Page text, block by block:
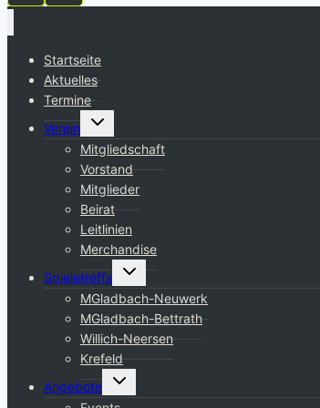
Startseite
Aktuelles
Termine
Verein
Untermenü
Mitgliedschaft
Vorstand
Mitglieder
Beirat
Leitlinien
Merchandise
Spieletreffs
Untermenü
MGladbach-Neuwerk
MGladbach-Bettrath
Willich-Neersen
Krefeld
Angebote
Untermenü